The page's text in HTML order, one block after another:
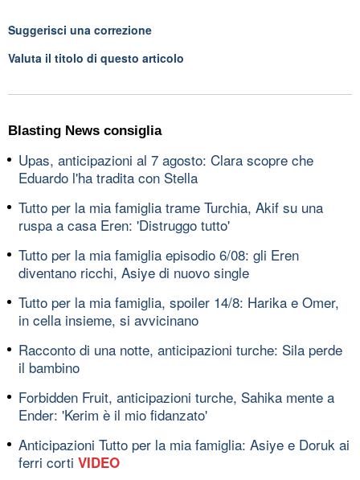
Suggerisci una correzione
Valuta il titolo di questo articolo
Blasting News consiglia
Upas, anticipazioni al 7 agosto: Clara scopre che
Eduardo l'ha tradita con Stella
Tutto per la mia famiglia trame Turchia, Akif su una
ruspa a casa Eren: 'Distruggo tutto'
Tutto per la mia famiglia episodio 6/08: gli Eren
diventano ricchi, Asiye di nuovo single
Tutto per la mia famiglia, spoiler 14/8: Harika e Omer,
in cella insieme, si avvicinano
Racconto di una notte, anticipazioni turche: Sila perde
il bambino
Forbidden Fruit, anticipazioni turche, Sahika mente a
Ender: 'Kerim è il mio fidanzato'
Anticipazioni Tutto per la mia famiglia: Asiye e Doruk ai
ferri corti VIDEO